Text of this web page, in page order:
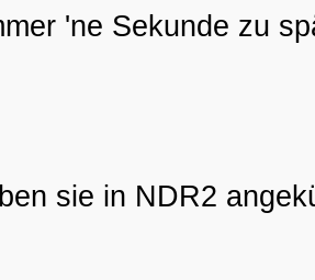
'ne Sekunde zu
sie in NDR2